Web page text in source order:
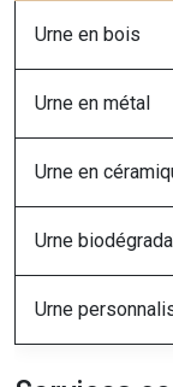
Urne en bois
Urne en métal
Urne en
Urne
Urne